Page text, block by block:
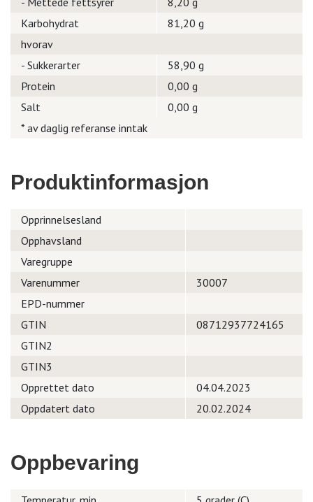
Karbohydrat
81,20 g
hvorav
- Sukkerarter
58,90 g
Protein
0,00 g
Salt
0,00 g
* av daglig referanse inntak
Produktinformasjon
Opprinnelsesland
Opphavsland
Varegruppe
Varenummer
30007
EPD-nummer
GTIN
08712937724165
GTIN2
GTIN3
Opprettet dato
04.04.2023
Oppdatert dato
20.02.2024
Oppbevaring